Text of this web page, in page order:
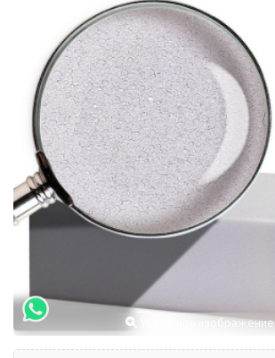
Увеличить изображение